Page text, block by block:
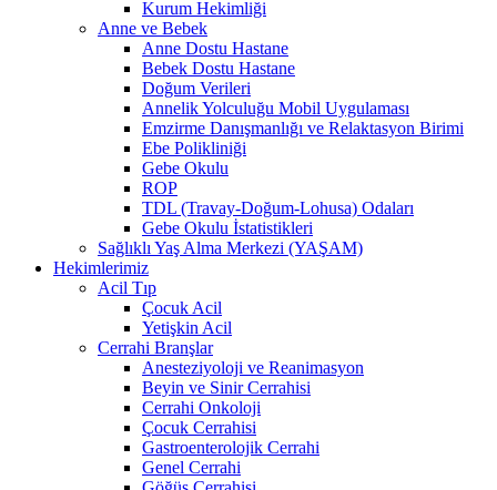
Kurum Hekimliği
Anne ve Bebek
Anne Dostu Hastane
Bebek Dostu Hastane
Doğum Verileri
Annelik Yolculuğu Mobil Uygulaması
Emzirme Danışmanlığı ve Relaktasyon Birimi
Ebe Polikliniği
Gebe Okulu
ROP
TDL (Travay-Doğum-Lohusa) Odaları
Gebe Okulu İstatistikleri
Sağlıklı Yaş Alma Merkezi (YAŞAM)
Hekimlerimiz
Acil Tıp
Çocuk Acil
Yetişkin Acil
Cerrahi Branşlar
Anesteziyoloji ve Reanimasyon
Beyin ve Sinir Cerrahisi
Cerrahi Onkoloji
Çocuk Cerrahisi
Gastroenterolojik Cerrahi
Genel Cerrahi